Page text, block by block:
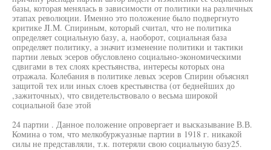
базы, которая менялась в зависимости от политики на различных
этапах революции. Именно это положение было подвергнуто
критике JI.M. Спириным, который считал, что не политика
определяет социальную базу, а, наоборот, социальная база
определяет политику, а значит изменение политики и тактики
партии левых эсеров обусловлено социально-экономическими
сдвигами в тех слоях крестьянства, интересы которых она
отражала. Колебания в политике левых эсеров Спирин объяснял
защитой тех или иных слоев крестьянства (от беднейших до
,зажиточных), что свидетельствовало о весьма широкой
социальной базе этой
24 партии . Данное положение опровергает и высказывание В.В.
Комина о том, что мелкобуржуазные партии в 1918 г. никакой
силы не представляли, т.к. потеряли свою социальную базу25.